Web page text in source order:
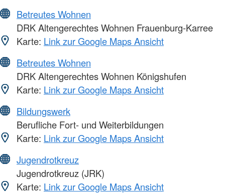
Betreutes Wohnen
DRK Altengerechtes Wohnen Frauenburg-Karree
Karte: Link zur Google Maps Ansicht
Betreutes Wohnen
DRK Altengerechtes Wohnen Königshufen
Karte: Link zur Google Maps Ansicht
Bildungswerk
Berufliche Fort- und Weiterbildungen
Karte: Link zur Google Maps Ansicht
Jugendrotkreuz
Jugendrotkreuz (JRK)
Karte: Link zur Google Maps Ansicht